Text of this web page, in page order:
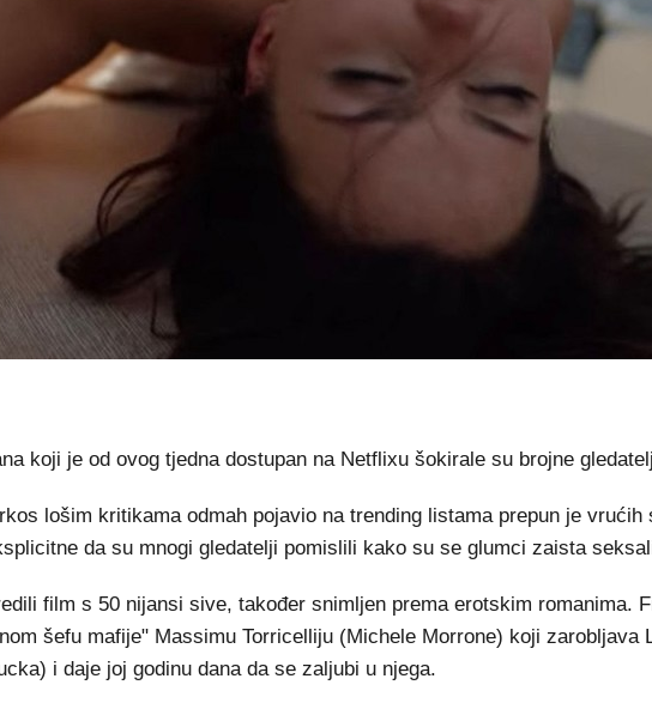
koji je od ovog tjedna dostupan na Netflixu šokirale su brojne
lošim kritikama odmah pojavio na trending listama prepun je vrućih
da su mnogi gledatelji pomislili kako su se glumci zaista
film s 50 nijansi sive, također snimljen prema erotskim romanima.
šefu mafije" Massimu Torricelliju (Michele Morrone) koji zarobljava
i daje joj godinu dana da se zaljubi u njega.